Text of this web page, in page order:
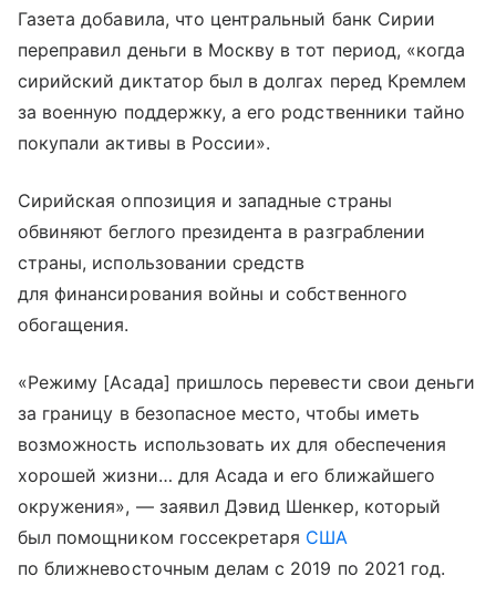
Газета добавила, что центральный банк Сирии
переправил деньги в Москву в тот период, «когда
сирийский диктатор был в долгах перед Кремлем
за военную поддержку, а его родственники тайно
покупали активы в России».
Сирийская оппозиция и западные страны
обвиняют беглого президента в разграблении
страны, использовании средств
для финансирования войны и собственного
обогащения.
«Режиму [Асада] пришлось перевести свои деньги
за границу в безопасное место, чтобы иметь
возможность использовать их для обеспечения
хорошей жизни… для Асада и его ближайшего
окружения», — заявил Дэвид Шенкер, который
был помощником госсекретаря США
по ближневосточным делам с 2019 по 2021 год.